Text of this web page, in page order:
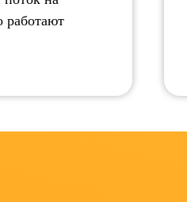
работают